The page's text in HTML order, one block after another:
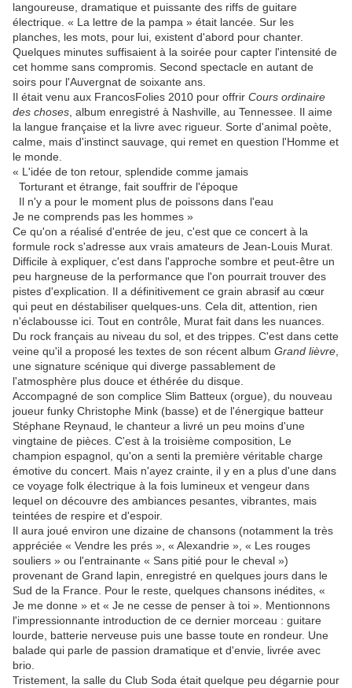
langoureuse, dramatique et puissante des riffs de guitare
électrique. « La lettre de la pampa » était lancée. Sur les
planches, les mots, pour lui, existent d'abord pour chanter.
Quelques minutes suffisaient à la soirée pour capter l'intensité de
cet homme sans compromis. Second spectacle en autant de
soirs pour l'Auvergnat de soixante ans.
Il était venu aux FrancosFolies 2010 pour offrir Cours ordinaire
des choses, album enregistré à Nashville, au Tennessee. Il aime
la langue française et la livre avec rigueur. Sorte d'animal poète,
calme, mais d'instinct sauvage, qui remet en question l'Homme et
le monde.
« L'idée de ton retour, splendide comme jamais
Torturant et étrange, fait souffrir de l'époque
Il n'y a pour le moment plus de poissons dans l'eau
Je ne comprends pas les hommes »
Ce qu'on a réalisé d'entrée de jeu, c'est que ce concert à la
formule rock s'adresse aux vrais amateurs de Jean-Louis Murat.
Difficile à expliquer, c'est dans l'approche sombre et peut-être un
peu hargneuse de la performance que l'on pourrait trouver des
pistes d'explication. Il a définitivement ce grain abrasif au cœur
qui peut en déstabiliser quelques-uns. Cela dit, attention, rien
n'éclabousse ici. Tout en contrôle, Murat fait dans les nuances.
Du rock français au niveau du sol, et des trippes. C'est dans cette
veine qu'il a proposé les textes de son récent album Grand lièvre,
une signature scénique qui diverge passablement de
l'atmosphère plus douce et éthérée du disque.
Accompagné de son complice Slim Batteux (orgue), du nouveau
joueur funky Christophe Mink (basse) et de l'énergique batteur
Stéphane Reynaud, le chanteur a livré un peu moins d'une
vingtaine de pièces. C'est à la troisième composition, Le
champion espagnol, qu'on a senti la première véritable charge
émotive du concert. Mais n'ayez crainte, il y en a plus d'une dans
ce voyage folk électrique à la fois lumineux et vengeur dans
lequel on découvre des ambiances pesantes, vibrantes, mais
teintées de respire et d'espoir.
Il aura joué environ une dizaine de chansons (notamment la très
appréciée « Vendre les prés », « Alexandrie », « Les rouges
souliers » ou l'entrainante « Sans pitié pour le cheval »)
provenant de Grand lapin, enregistré en quelques jours dans le
Sud de la France. Pour le reste, quelques chansons inédites, «
Je me donne » et « Je ne cesse de penser à toi ». Mentionnons
l'impressionnante introduction de ce dernier morceau : guitare
lourde, batterie nerveuse puis une basse toute en rondeur. Une
balade qui parle de passion dramatique et d'envie, livrée avec
brio.
Tristement, la salle du Club Soda était quelque peu dégarnie pour